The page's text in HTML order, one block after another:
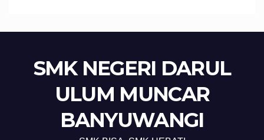
SMK NEGERI DARUL
ULUM MUNCAR
BANYUWANGI